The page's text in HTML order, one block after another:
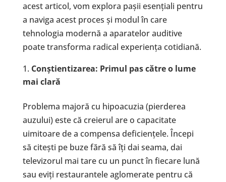
acest articol, vom explora pașii esențiali pentru
a naviga acest proces și modul în care
tehnologia modernă a aparatelor auditive
poate transforma radical experiența cotidiană.
Conștientizarea: Primul pas către o lume
mai clară
Problema majoră cu hipoacuzia (pierderea
auzului) este că creierul are o capacitate
uimitoare de a compensa deficiențele. Începi
să citești pe buze fără să îți dai seama, dai
televizorul mai tare cu un punct în fiecare lună
sau eviți restaurantele aglomerate pentru că